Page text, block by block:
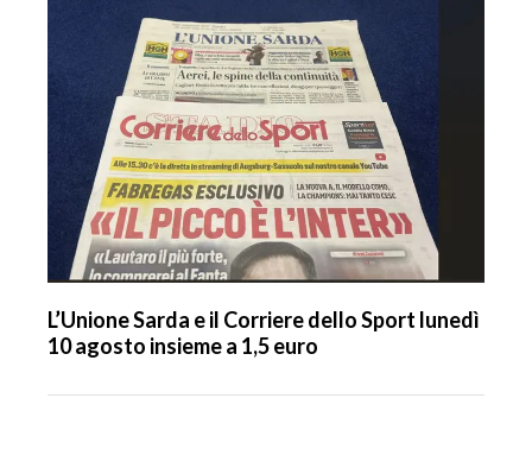
L’Unione Sarda e il Corriere dello Sport lunedì
10 agosto insieme a 1,5 euro